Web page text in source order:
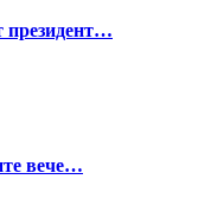
президент…
вече…